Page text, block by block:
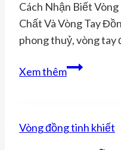
Khi
Đeo
Vòng
Tay
Cách Nhận Biết
Chất Và Vòng Tay
phong thuỷ, vòng tay
Xem thêmCách
Tay
Vòng đồng tinh khiết